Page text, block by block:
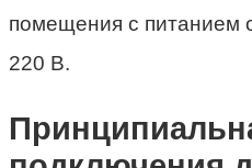
помещения с питанием
220 В.